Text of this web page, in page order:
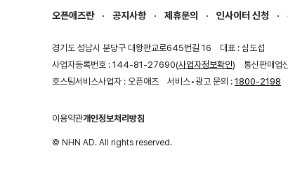
오픈애즈란 공지사항 제휴문의 인사이터 신청
경기도 성남시 분당구 대왕판교로645번길 16
대표 : 심도섭
사업자등록번호 : 144-81-27690(사업자정보확인)
통신판매업
호스팅서비스사업자 : 오픈애즈
서비스•광고 문의 : 1800-2198
이용약관개인정보처리방침
© NHN AD. All rights reserved.